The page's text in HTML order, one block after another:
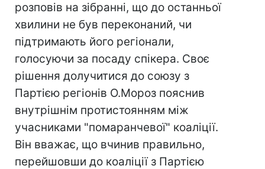
розповів на зібранні, що до останньої
хвилини не був переконаний, чи
підтримають його регіонали,
голосуючи за посаду спікера. Своє
рішення долучитися до союзу з
Партією регіонів О.Мороз пояснив
внутрішнім протистоянням між
учасниками "помаранчевої" коаліції.
Він вважає, що вчинив правильно,
перейшовши до коаліції з Партією